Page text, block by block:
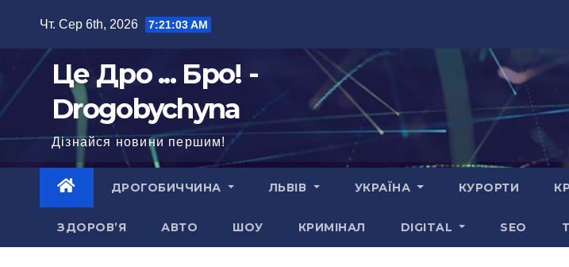
Чт. Сер 6th, 2026 7:21:05 AM
Це Дро ... Бро! -
Drogobychyna
Дізнайся новини першим!
ДРОГОБИЧЧИНА ЛЬВІВ УКРАЇНА КУРОРТИ
ЗДОРОВ’Я АВТО ШОУ КРИМІНАЛ DIGITAL SEO